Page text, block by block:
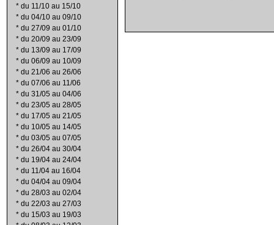
* du 11/10 au 15/10
* du 04/10 au 09/10
* du 27/09 au 01/10
* du 20/09 au 23/09
* du 13/09 au 17/09
* du 06/09 au 10/09
* du 21/06 au 26/06
* du 07/06 au 11/06
* du 31/05 au 04/06
* du 23/05 au 28/05
* du 17/05 au 21/05
* du 10/05 au 14/05
* du 03/05 au 07/05
* du 26/04 au 30/04
* du 19/04 au 24/04
* du 11/04 au 16/04
* du 04/04 au 09/04
* du 28/03 au 02/04
* du 22/03 au 27/03
* du 15/03 au 19/03